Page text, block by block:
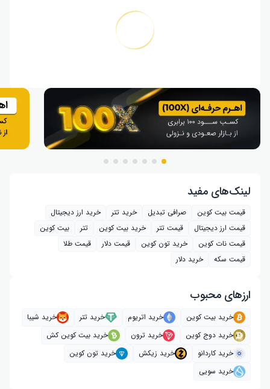
لینک‌های مفید
قیمت بیت کوین صرافی تبدیل خرید تتر
خرید ارز دیجیتال
قیمت ارز دیجیتال
قیمت تتر خرید بیت‌ کوین تتر
بیت کوین
قیمت نات کوین
خرید تون کوین قیمت دلار
قیمت طلا
قیمت سکه
خرید دلار
ارز‌های محبوب
خرید بیت کوین خرید اتریوم خرید تتر
خرید شیبا
خرید دوج کوین
خرید ترون
خرید بیت کوین کش
خرید کاردانو
خرید زیکش
خرید تون کوین
خرید سویی